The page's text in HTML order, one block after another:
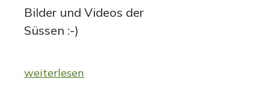
Bilder und Videos der
Süssen :-)
weiterlesen